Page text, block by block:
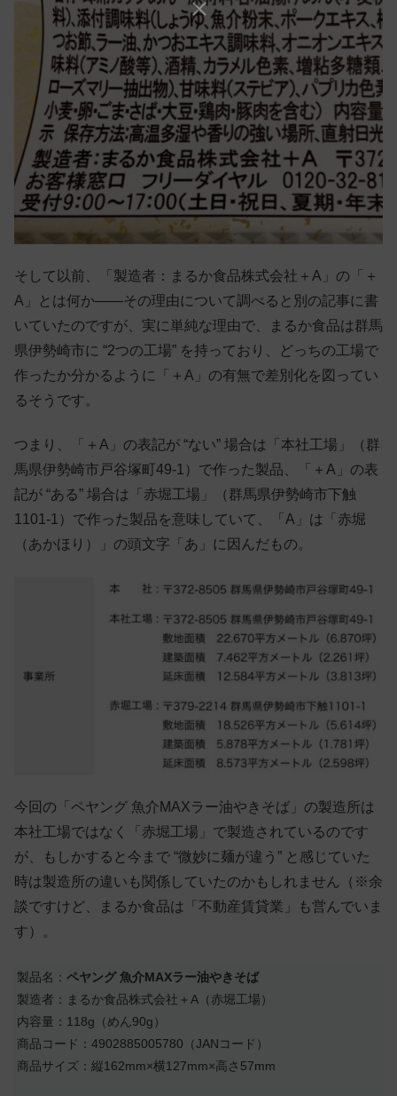
そして以前、「製造者：まるか食品株式会社＋A」の「＋
A」とは何か——その理由について調べると別の記事に書
いていたのですが、実に単純な理由で、まるか食品は群馬
県伊勢崎市に “2つの工場” を持っており、どっちの工場で
作ったか分かるように「＋A」の有無で差別化を図ってい
るそうです。
つまり、「＋A」の表記が “ない” 場合は「本社工場」（群
馬県伊勢崎市戸谷塚町49-1）で作った製品、「＋A」の表
記が “ある” 場合は「赤堀工場」（群馬県伊勢崎市下触
1101-1）で作った製品を意味していて、「A」は「赤堀
（あかほり）」の頭文字「あ」に因んだもの。
今回の「ペヤング 魚介MAXラー油やきそば」の製造所は
本社工場ではなく「赤堀工場」で製造されているのです
が、もしかすると今まで “微妙に麺が違う” と感じていた
時は製造所の違いも関係していたのかもしれません（※余
談ですけど、まるか食品は「不動産賃貸業」も営んでいま
す）。
製品名： ペヤング 魚介MAXラー油やきそば
製造者：まるか食品株式会社＋A（赤堀工場）
内容量：118g（めん90g）
商品コード：4902885005780（JANコード）
商品サイズ：縦162mm×横127mm×高さ57mm